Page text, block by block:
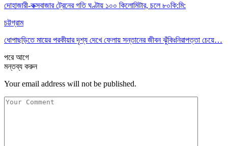
দোহাজারী-কক্সবাজার ট্রেনের গতি ঘণ্টায় ১০০ কিলোমিটার, চলে ৮০কি:মি:
চট্টগ্রাম
ধোপাছড়িতে মায়ের পরকীয়ার দৃশ্য দেখে ফেলায় সন্তানের জীবন ঝুঁকিঃনিরাপত্তা চেয়ে…
পরেআগে
মন্তব্য করুন
Your email address will not be published.